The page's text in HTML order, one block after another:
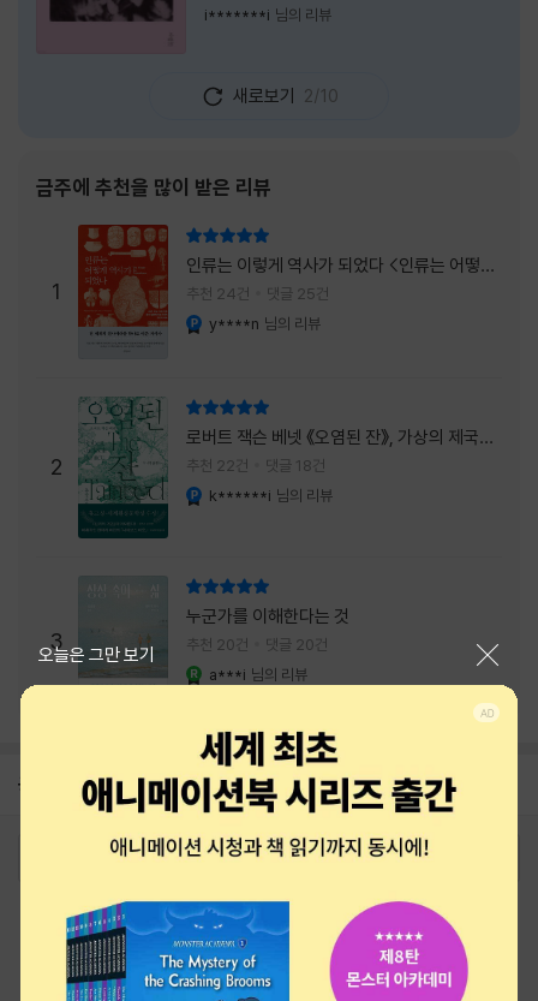
않는 위험을 감수해야 한다는 것을 의미한다.
도전하고 미지의 세계로 발을 내딛기란 결코 쉬
운 일이 아니다. 그러나 이 책을 읽다 보면 그 마
내가 진실로 원했던 방향을 향해 움직이고 있을
지도 모른다. 위험은 두려움의 대상이 아니라,
내가 진짜 원하는 삶으로 향하는 문 앞에 늘 함
께 서 있기 때문이다. 이 책은 프랑스의 철학
자이자 정신분석가인 안 뒤푸르망
i*******i 님의 리뷰
새로보기 2/10
금주에 추천을 많이 받은 리뷰
1
인류는 이렇게 역사가 되었다 <인류는 어떻게
역사가 되었나>
추천 24건 댓글 25건
y****n 님의 리뷰
2
로버트 잭슨 베넷 《오염된 잔》, 가상의 제국이
주는 실감과 미스터리 사건의 치밀함이 이루어
내는 최상의 시너지...
추천 22건 댓글 18건
k******i 님의 리뷰
3
누군가를 이해한다는 것
추천 20건 댓글 20건
a***i 님의 리뷰
공지 26년 NBCI 수상 안내
2026-08-01
오늘은 그만 보기
로그인 최근 본 상품 주문/배송
고객센터 1544-3800 티켓 1544-6399
중고샵 1566-4295
eBook 1:1문의/채팅상담
예스이십사(주) 사업자 정보